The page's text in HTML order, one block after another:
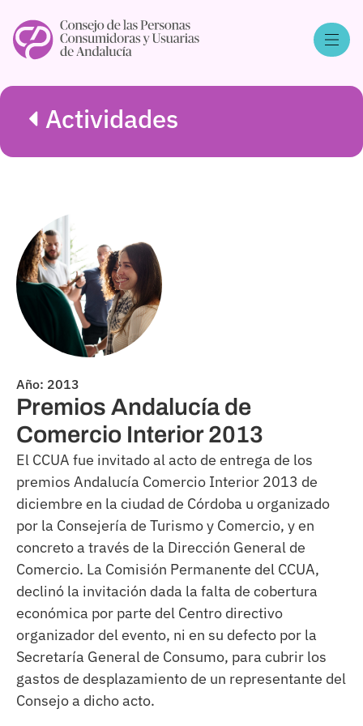
Actividades
Año: 2013
Premios Andalucía de
Comercio Interior 2013
El CCUA fue invitado al acto de entrega de los
premios Andalucía Comercio Interior 2013 de
diciembre en la ciudad de Córdoba u organizado
por la Consejería de Turismo y Comercio, y en
concreto a través de la Dirección General de
Comercio. La Comisión Permanente del CCUA,
declinó la invitación dada la falta de cobertura
económica por parte del Centro directivo
organizador del evento, ni en su defecto por la
Secretaría General de Consumo, para cubrir los
gastos de desplazamiento de un representante del
Consejo a dicho acto.